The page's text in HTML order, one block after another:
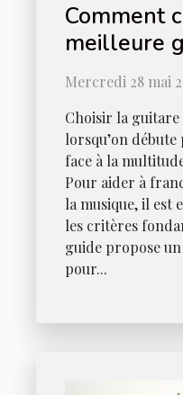
Comment
meilleure
acoustique
débutants
Mercredi 28 mai
Choisir la
lorsqu’on
face à la
Pour aider à
la musique, il est
les critères
guide propose
pour...